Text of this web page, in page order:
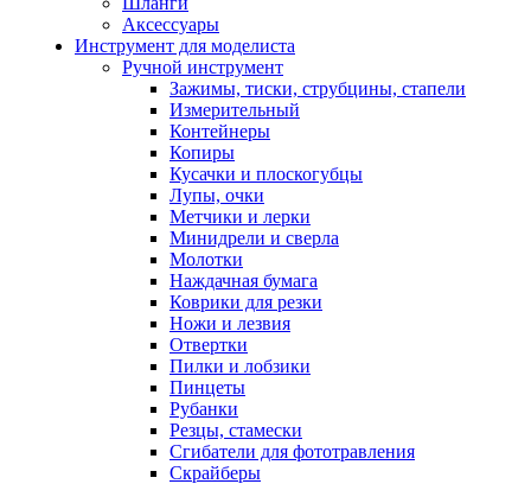
Аксессуары
Инструмент для моделиста
Ручной инструмент
Зажимы, тиски, струбцины, стапели
Измерительный
Контейнеры
Копиры
Кусачки и плоскогубцы
Лупы, очки
Метчики и лерки
Минидрели и сверла
Молотки
Наждачная бумага
Коврики для резки
Ножи и лезвия
Отвертки
Пилки и лобзики
Пинцеты
Рубанки
Резцы, стамески
Сгибатели для фототравления
Скрайберы